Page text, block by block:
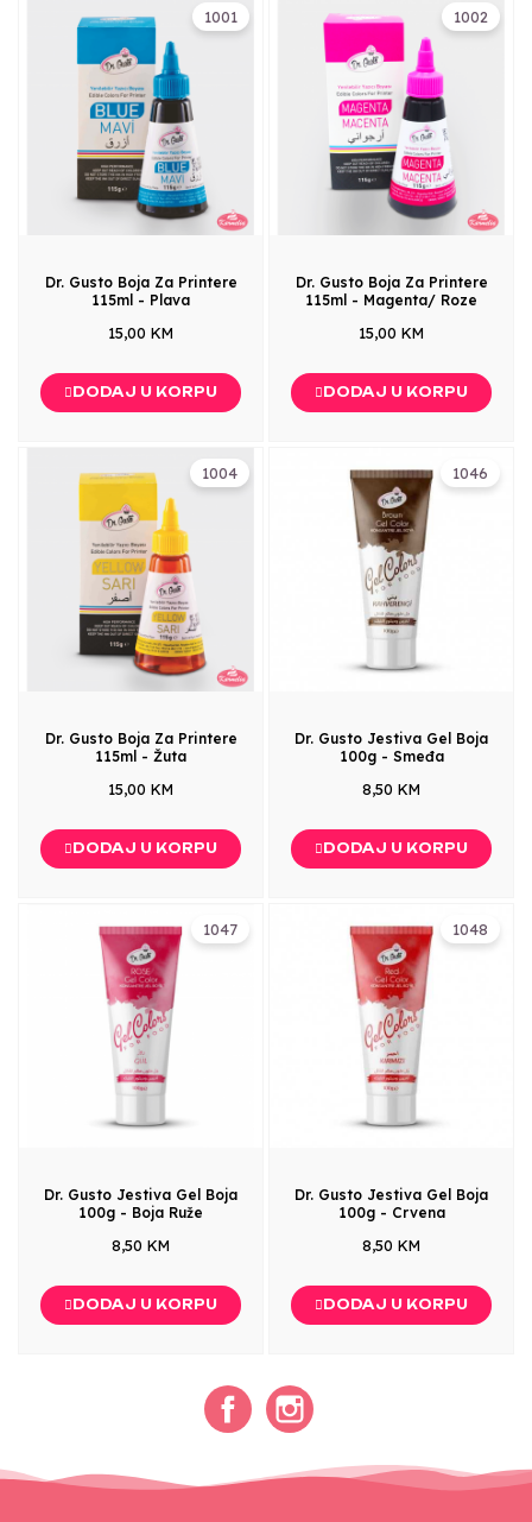
1001
Dr. Gusto Boja Za Printere
115ml - Plava
15,00 KM
DODAJ U KORPU
1002
Dr. Gusto Boja Za Printere
115ml - Magenta/ Roze
15,00 KM
DODAJ U KORPU
1004
Dr. Gusto Boja Za Printere
115ml - Žuta
15,00 KM
DODAJ U KORPU
1046
Dr. Gusto Jestiva Gel Boja
100g - Smeđa
8,50 KM
DODAJ U KORPU
1047
Dr. Gusto Jestiva Gel Boja
100g - Boja Ruže
8,50 KM
DODAJ U KORPU
1048
Dr. Gusto Jestiva Gel Boja
100g - Crvena
8,50 KM
DODAJ U KORPU
Facebook